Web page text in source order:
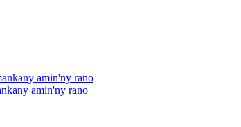
amin'ny rano
amin'ny rano